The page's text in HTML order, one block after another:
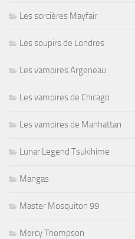
Les sorcières Mayfair
Les soupirs de Londres
Les vampires Argeneau
Les vampires de Chicago
Les vampires de Manhattan
Lunar Legend Tsukihime
Mangas
Master Mosquiton 99
Mercy Thompson